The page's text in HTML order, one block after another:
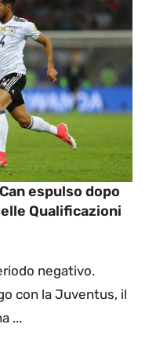
espulso dopo
Qualificazioni
negativo.
con la Juventus, il
...